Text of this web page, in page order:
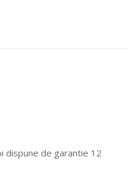
dispune de garantie 12